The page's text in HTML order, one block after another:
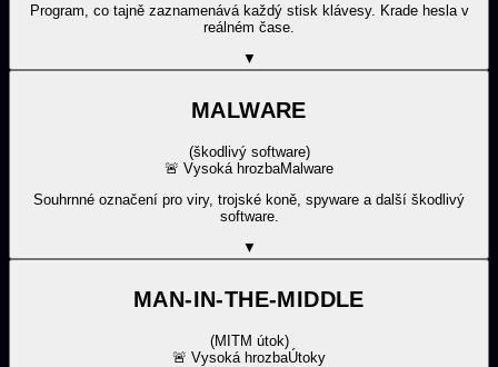
Program, co tajně zaznamenává každý stisk klávesy. Krade hesla v
reálném čase.
▼
MALWARE
(škodlivý software)
🚨 Vysoká hrozbaMalware
Souhrnné označení pro viry, trojské koně, spyware a další škodlivý
software.
▼
MAN-IN-THE-MIDDLE
(MITM útok)
🚨 Vysoká hrozbaÚtoky